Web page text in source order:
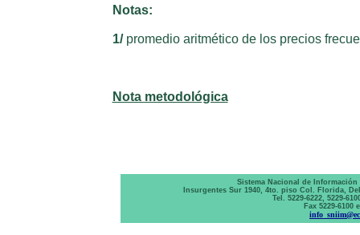
Notas:
1/promedio aritmético de los precios
Nota metodológica
Sistema Nacional de
Insurgentes Sur 1940, 4to. piso Col. Florida,
Tel. 5229-6222, 5229-
Fax 5229-6100